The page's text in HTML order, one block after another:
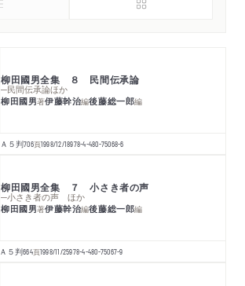
柳田國男全集 ８ 民間伝承論
─民間伝承論ほか
柳田國男著伊藤幹治編後藤総一郎編
Ａ５判706頁1998/12/18978-4-480-75068-6
柳田國男全集 ７ 小さき者の声
─小さき者の声 ほか
柳田國男著伊藤幹治編後藤総一郎編
Ａ５判664頁1998/11/25978-4-480-75067-9